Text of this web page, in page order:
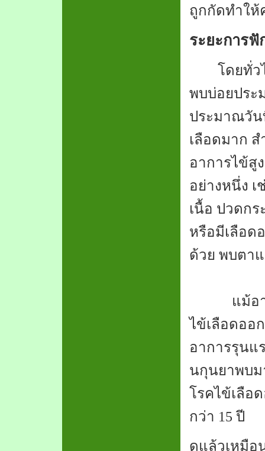
ถูกกัดทำให้
ระยะการฟั
โดยทั่
พบบ่อยปร
ประมาณวั
เลือดมาก
อาการไข้สู
อย่างหนึ่ง
เนื้อ ปวดก
หรือมีเลือด
ด้วย พบตา
แม้อากา
ไข้เลือดออ
อาการรุนแ
นกุนยาพบม
โรคไข้เลือ
กว่า 15 ปี
ดูแล้วเหมือ